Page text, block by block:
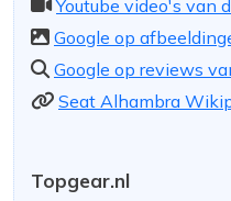
Youtube video's van
Google op
Google op reviews
Seat Alhambra
Topgear.nl